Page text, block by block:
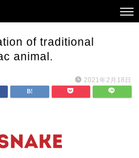
of traditional
animal.
2021年2月18日